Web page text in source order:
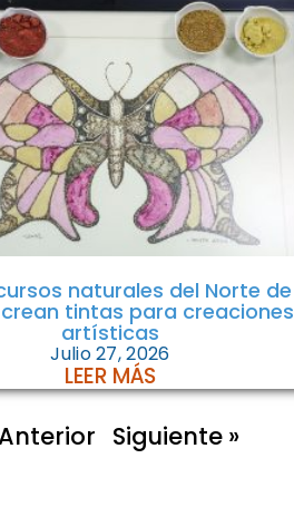
naturales del Norte de
tintas para creaciones
artísticas
Julio 27, 2026
LEER MÁS
Siguiente »